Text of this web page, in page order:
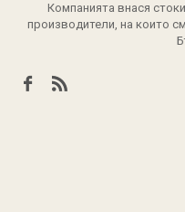
Компанията внася
производители, на които